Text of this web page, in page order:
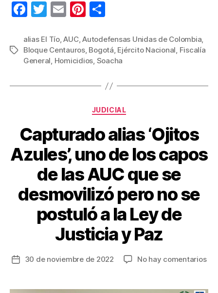
F
c
e
o
T
tt
er
E
ail
Pi
er
e
m
p
tir
Etiquetas
alias El Tío,AUC,Autodefensas Unidas de Colombia,
Bloque Centauros, Bogotá, Ejército Nacional, Fiscalía
General, Homicidios, Soacha
Categorías
JUDICIAL
Capturado alias ‘Ojitos
Azules’, uno de los capos
de las AUC que se
desmovilizó pero no se
postuló a la Ley de
Justicia y Paz
Fecha30 de noviembre de 2022 No hay comentariosen